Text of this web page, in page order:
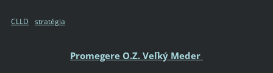
CLLD stratégia
Promegere O.Z. Veľký Meder